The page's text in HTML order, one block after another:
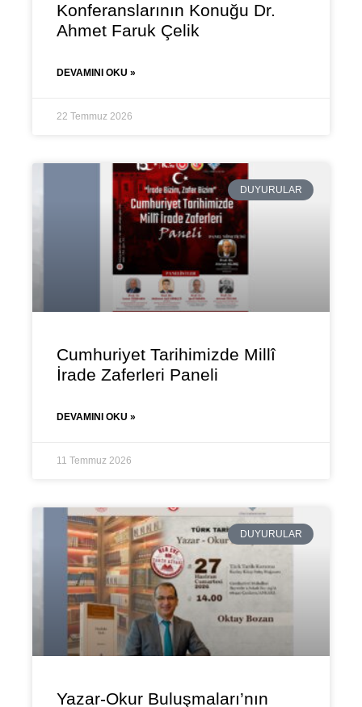
Konferanslarının Konuğu Dr.
Ahmet Faruk Çelik
DEVAMINI OKU »
22 Temmuz 2026
DUYURULAR
Cumhuriyet Tarihimizde Millî
İrade Zaferleri Paneli
DEVAMINI OKU »
11 Temmuz 2026
DUYURULAR
Yazar-Okur Buluşmaları’nın